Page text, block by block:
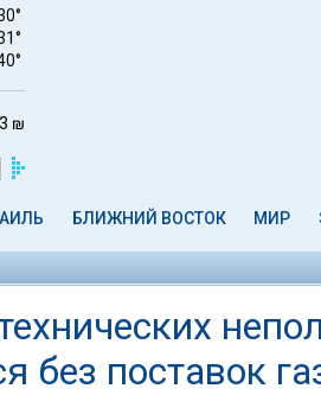
₪
БЛИЖНИЙ ВОСТОК МИР
без поставок